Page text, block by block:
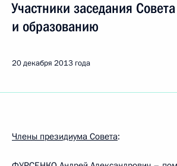
Участники заседания
и образованию
20 декабря 2013 года
Члены президиума Совета: